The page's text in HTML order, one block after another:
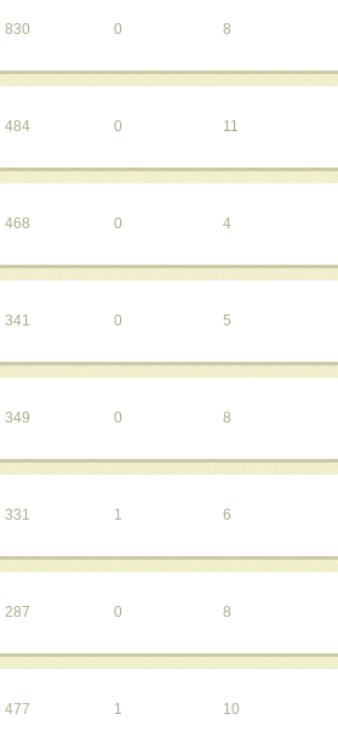
830 0 8
484 0 11
468 0 4
341 0 5
349 0 8
331 1 6
287 0 8
477 1 10